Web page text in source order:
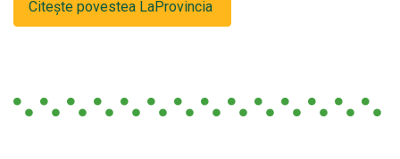
Citește povestea LaProvincia